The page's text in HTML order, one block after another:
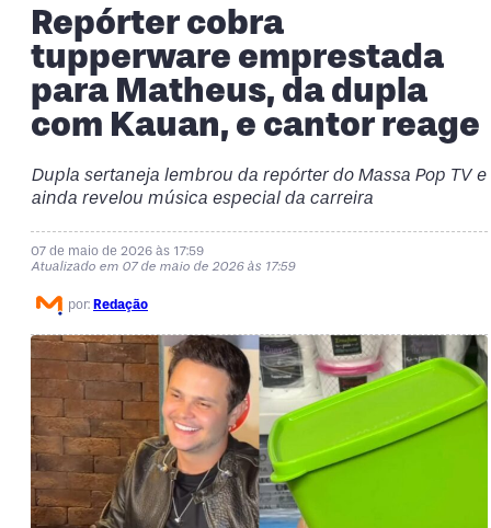
Repórter cobra
tupperware emprestada
para Matheus, da dupla
com Kauan, e cantor reage
Dupla sertaneja lembrou da repórter do Massa Pop TV e
ainda revelou música especial da carreira
07 de maio de 2026 às 17:59
Atualizado em 07 de maio de 2026 às 17:59
por: Redação